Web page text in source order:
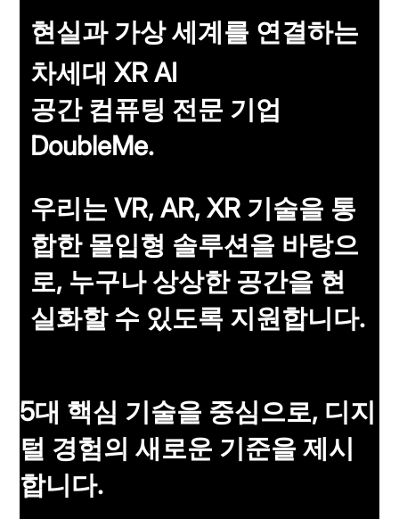
5대 핵심 기술을 중심으로, 디지
털 경험의 새로운 기준을 제시
합니다.
현실과 가상 세계를 연결하는
차세대 XR AI
공간 컴퓨팅 전문 기업
DoubleMe.
우리는 VR, AR, XR 기술을 통
합한 몰입형 솔루션을 바탕으
로, 누구나 상상한 공간을 현
실화할 수 있도록 지원합니다.